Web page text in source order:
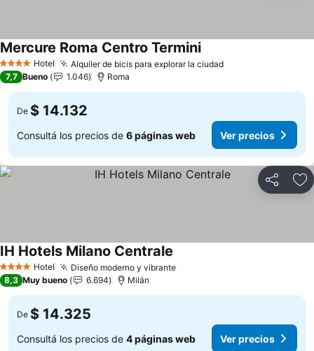
4 EstrellasHotel Alquiler de bicis para explorar la ciudadVer precios
Mercure Roma Centro TerminiVer precios
7,7 Bueno 1.046 Roma
De $ 14.132
Consultá los precios de 6 páginas web Ver precios
Compartir
4 EstrellasHotel Diseño moderno y vibranteVer precios
IH Hotels Milano Centrale
8,3 Muy bueno 6.694 Milán
De $ 14.325
Consultá los precios de 4 páginas web Ver precios